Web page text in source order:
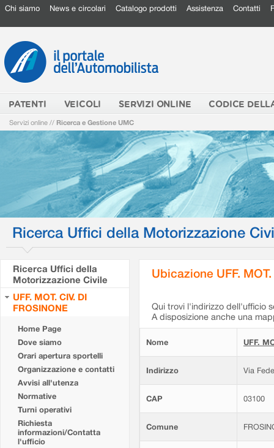
Chi siamo News e circolari Catalogo prodotti Assistenza Contatti
PATENTI VEICOLI SERVIZI ONLINE CODICE
Servizi online // Ricerca e Gestione UMC
Ricerca Uffici della Motorizzazione
Ricerca Uffici della
Motorizzazione Civile
UFF. MOT. CIV. DI
FROSINONE
Home Page
Dove siamo
Orari apertura sportelli
Organizzazione e contatti
Avvisi all'utenza
Normative
Turni operativi
Richiesta
informazioni/Contatta
l'ufficio
Ubicazione UFF.
Qui trovi l'indirizzo dell'ufficio
A disposizione anche una
Nome UFF.
Indirizzo Via
CAP 03100
Comune